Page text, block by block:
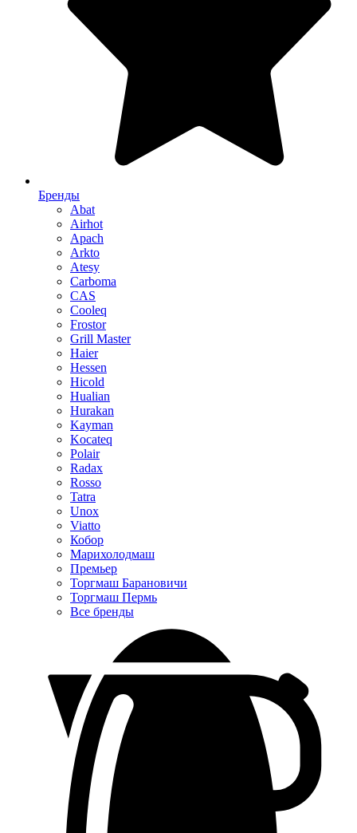
Бренды
Abat
Airhot
Apach
Arkto
Atesy
Carboma
CAS
Cooleq
Frostor
Grill Master
Haier
Hessen
Hicold
Hualian
Hurakan
Kayman
Kocateq
Polair
Radax
Rosso
Tatra
Unox
Viatto
Кобор
Марихолодмаш
Премьер
Торгмаш Барановичи
Торгмаш Пермь
Все бренды